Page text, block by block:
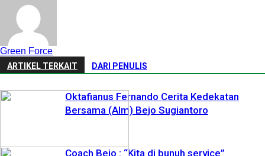
Green Force
ARTIKEL TERKAIT DARI PENULIS
Oktafianus Fernando Cerita Kedekatan
Bersama (Alm) Bejo Sugiantoro
Coach Bejo : “Kita di bunuh service”